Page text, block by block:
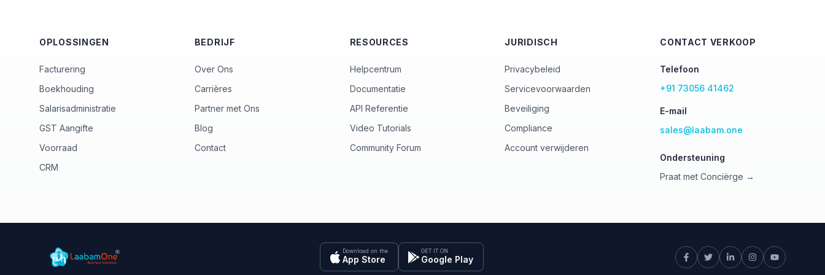
OPLOSSINGEN
Facturering
Boekhouding
Salarisadministratie
GST Aangifte
Voorraad
CRM
BEDRIJF
Over Ons
Carrières
Partner met Ons
Blog
Contact
RESOURCES
Helpcentrum
Documentatie
API Referentie
Video Tutorials
Community Forum
JURIDISCH
Privacybeleid
Servicevoorwaarden
Beveiliging
Compliance
Account verwijderen
CONTACT VERKOOP
Telefoon
+91 73056 41462
E-mail
sales@laabam.one
Ondersteuning
Praat met Conciërge →
Download on the
App Store
GET IT ON
Google Play